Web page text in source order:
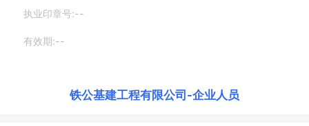
执业印章号:--
有效期:--
铁公基建工程有限公司 -企业人员